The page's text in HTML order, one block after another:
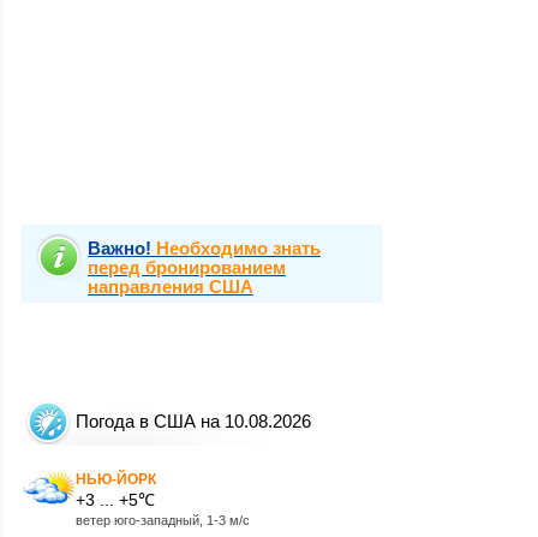
Важно! Необходимо знать
перед бронированием
направления США
Погода в США на 10.08.2026
НЬЮ-ЙОРК
+3 ... +5℃
ветер юго-западный, 1-3 м/с